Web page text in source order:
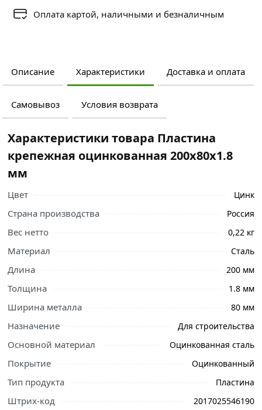
Оплата картой, наличными и безналичным
Описание Характеристики Доставка и оплата
Самовывоз Условия возврата
Ознакомьтесь с подробными характеристиками,
описанием и отзывами о товаре, чтобы сделать
профессиональные менеджеры обработают заказ и
свяжутся с Вами для согласования условий доставки
Характеристики товара Пластина
крепежная оцинкованная 200х80х1.8
мм
Цвет Цинк
Страна производства Россия
Вес нетто 0,22 кг
Материал Сталь
Длина 200 мм
Толщина 1.8 мм
Ширина металла 80 мм
Назначение Для строительства
Основной материал Оцинкованная сталь
Покрытие Оцинкованный
Тип продукта Пластина
Штрих-код 2017025546190